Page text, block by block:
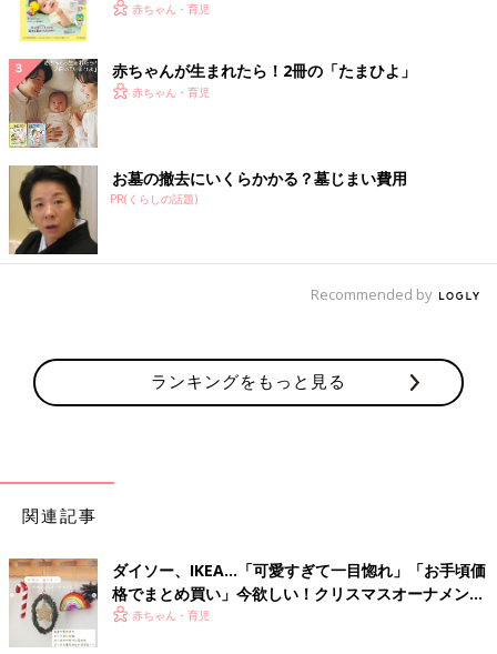
く！ おっぱい・ミルクの基本と夏のトラブル 解決テ
赤ちゃん・育児
赤ちゃんが生まれたら！2冊の「たまひよ」
赤ちゃん・育児
お墓の撤去にいくらかかる？墓じまい費用
PR(くらしの話題)
Recommended by
ランキングをもっと見る
関連記事
ダイソー、IKEA…「可愛すぎて一目惚れ」「お手頃価
格でまとめ買い」今欲しい！クリスマスオーナメント
5選赤ちゃん・育児